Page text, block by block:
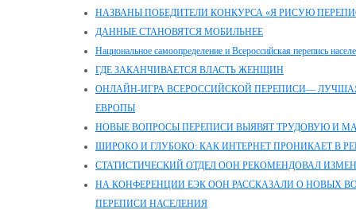
НАЗВАНЫ ПОБЕДИТЕЛИ КОНКУРСА «Я РИСУЮ
ДАННЫЕ СТАНОВЯТСЯ МОБИЛЬНЕЕ
Национальное самоопределение и Всероссийская перепись
ГДЕ ЗАКАНЧИВАЕТСЯ ВЛАСТЬ ЖЕНЩИН
ОНЛАЙН-ИГРА ВСЕРОССИЙСКОЙ ПЕРЕПИСИ—
ЕВРОПЫ
НОВЫЕ ВОПРОСЫ ПЕРЕПИСИ ВЫЯВЯТ ТРУДОВУЮ И
ШИРОКО И ГЛУБОКО: КАК ИНТЕРНЕТ ПРОНИКАЕТ В
СТАТИСТИЧЕСКИЙ ОТДЕЛ ООН РЕКОМЕНДОВАЛ
НА КОНФЕРЕНЦИИ ЕЭК ООН РАССКАЗАЛИ О НОВЫХ
ПЕРЕПИСИ НАСЕЛЕНИЯ